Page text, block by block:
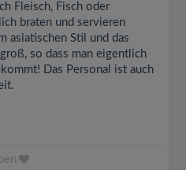
Fleisch, Fisch oder
braten und servieren
asiatischen Stil und das
so dass man eigentlich
Das Personal ist auch